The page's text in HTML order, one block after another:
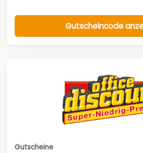
Gutscheincode
Gutscheine